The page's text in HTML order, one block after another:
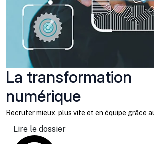
La transformation
numérique
Recruter mieux, plus vite et en équipe grâce
Lire le dossier